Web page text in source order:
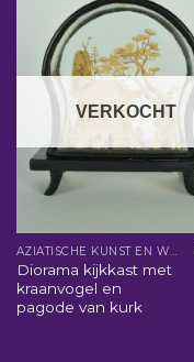
VERKOCHT
AZIATISCHE KUNST EN WOONACCESSOIRES
Diorama kijkkast met
kraanvogel en
pagode van kurk